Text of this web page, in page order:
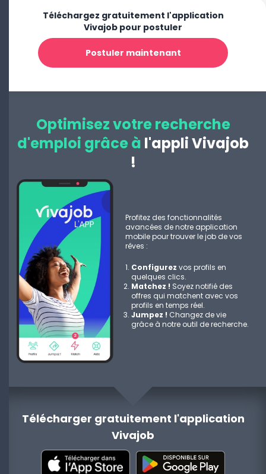
Téléchargez gratuitement l'application
Vivajob pour postuler
Postuler maintenant
Optimisez votre recherche
d'emploi grâce à l'appli Vivajob
!
Profitez des fonctionnalités
avancées de notre application
mobile pour trouver le job de vos
rêves :
Configurez vos profils en
quelques clics.
Matchez ! Soyez notifié des
offres qui matchent avec vos
profils en temps réel.
Jumpez ! Changez de vie
grâce à notre outil de recherche.
Télécharger gratuitement l'application
Vivajob